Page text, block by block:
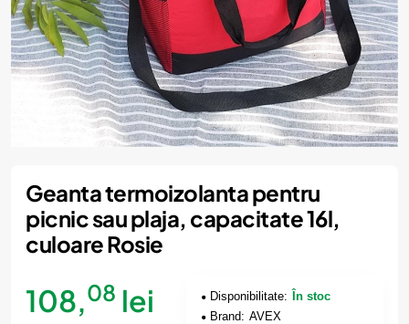
Geanta termoizolanta pentru
picnic sau plaja, capacitate 16l,
culoare Rosie
108,08 lei Disponibilitate:
În stoc
Brand: AVEX